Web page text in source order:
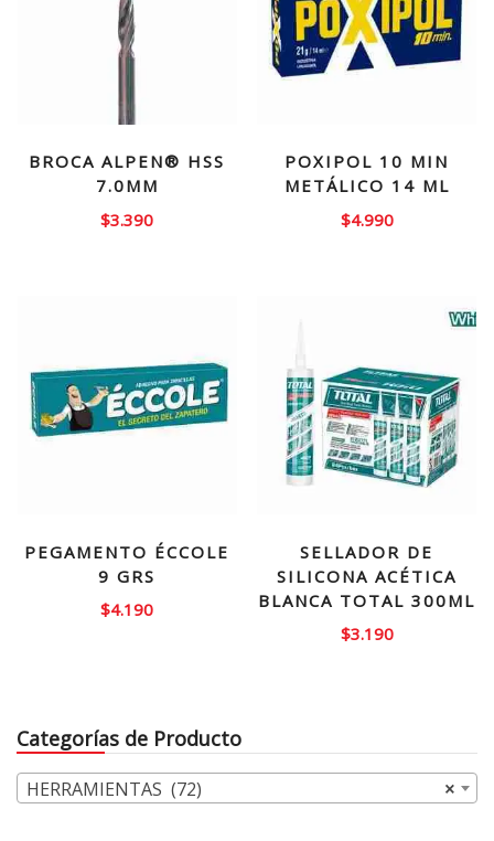
BROCA ALPEN® HSS
7.0MM
$3.390
POXIPOL 10 MIN
METÁLICO 14 ML
$4.990
PEGAMENTO ÉCCOLE
9 GRS
$4.190
SELLADOR DE
SILICONA ACÉTICA
BLANCA TOTAL 300ML
$3.190
Categorías de Producto
×
HERRAMIENTAS (72)